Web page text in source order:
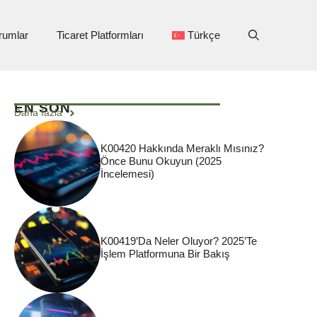
Ticaret Platformları Türkçe
EN SON
Daha fazla
K00420 Hakkında Meraklı Mısınız?
Önce Bunu Okuyun (2025
İncelemesi)
K00419’da Neler Oluyor? 2025’te
İşlem Platformuna Bir Bakış